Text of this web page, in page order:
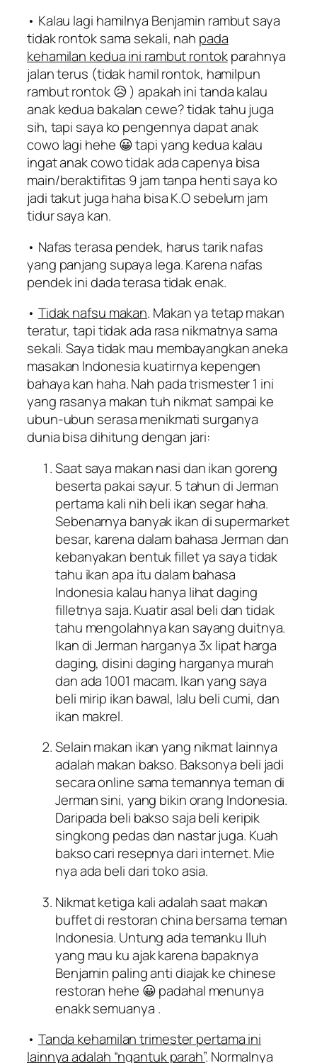
• Kalau lagi hamilnya Benjamin rambut saya
tidak rontok sama sekali, nah pada
kehamilan kedua ini rambut rontokparahnya
jalan terus (tidak hamil rontok, hamilpun
rambut rontok 😥 ) apakah ini tanda kalau
anak kedua bakalan cewe? tidak tahu juga
sih, tapi saya ko pengennya dapat anak
cowo lagi hehe 😀 tapi yang kedua kalau
ingat anak cowo tidak ada capenya bisa
main/beraktifitas 9 jam tanpa henti saya ko
jadi takut juga haha bisa K.O sebelum jam
tidur saya kan.
• Nafas terasa pendek, harus tarik nafas
yang panjang supaya lega. Karena nafas
pendek ini dada terasa tidak enak.
• Tidak nafsu makan. Makan ya tetap makan
teratur, tapi tidak ada rasa nikmatnya sama
sekali. Saya tidak mau membayangkan aneka
masakan Indonesia kuatirnya kepengen
bahaya kan haha. Nah pada trismester 1 ini
yang rasanya makan tuh nikmat sampai ke
ubun-ubun serasa menikmati surganya
dunia bisa dihitung dengan jari:
Saat saya makan nasi dan ikan goreng
beserta pakai sayur. 5 tahun di Jerman
pertama kali nih beli ikan segar haha.
Sebenarnya banyak ikan di supermarket
besar, karena dalam bahasa Jerman dan
kebanyakan bentukfilletya saya tidak
tahu ikan apa itu dalam bahasa
Indonesia kalau hanya lihat daging
filletnya saja. Kuatir asal beli dan tidak
tahu mengolahnya kan sayang duitnya.
Ikan di Jerman harganya 3x lipat harga
daging, disini daging harganya murah
dan ada 1001 macam. Ikan yang saya
beli mirip ikan bawal, lalu beli cumi, dan
ikan makrel.
Selain makan ikan yang nikmat lainnya
adalah makan bakso. Baksonya beli jadi
secara online sama temannya teman di
Jerman sini, yang bikin orang Indonesia.
Daripada beli bakso saja beli keripik
singkong pedas dan nastar juga. Kuah
bakso cari resepnya dari internet. Mie
nya ada beli dari toko asia.
Nikmat ketiga kali adalah saat makan
buffet di restoran china bersama teman
Indonesia. Untung ada temanku Iluh
yang mau ku ajak karena bapaknya
Benjamin paling anti diajak ke chinese
restoran hehe 😀 padahal menunya
enakk semuanya .
• Tanda kehamilan trimester pertama ini
lainnya adalah “ngantuk parah”. Normalnya